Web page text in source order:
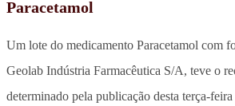
Paracetamol
Um lote do medicamento Paracetamol com
Geolab Indústria Farmacêutica S/A, teve o
determinado pela publicação desta terça-